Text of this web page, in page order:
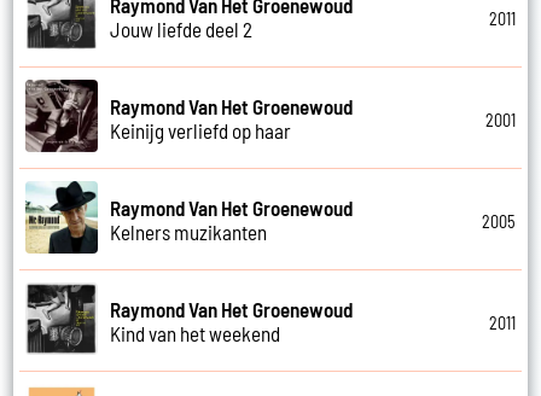
Jouw liefde deel 2
2011
Raymond Van Het Groenewoud
Keinijg verliefd op haar
2001
Raymond Van Het Groenewoud
Kelners muzikanten
2005
Raymond Van Het Groenewoud
Kind van het weekend
2011